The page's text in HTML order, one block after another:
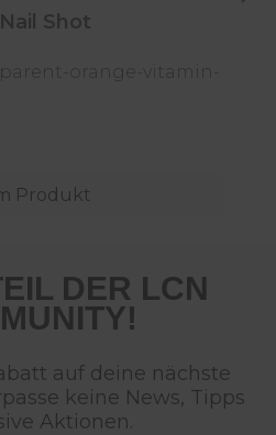
Shot
orange-vitamin-
Produkt
DER LCN
auf deine nächste
keine News, Tipps
Aktionen.